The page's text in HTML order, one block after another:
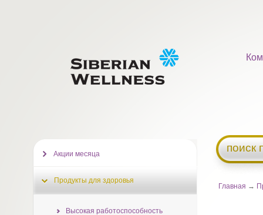
поиск
Главная →
Акции месяца
Продукты для здоровья
Высокая работоспособность